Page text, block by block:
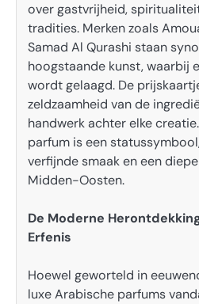
over gastvrijheid,
tradities. Merken zoals
Samad Al Qurashi staan
hoogstaande kunst, waarbij
wordt gelaagd. De
zeldzaamheid van de
handwerk achter elke
parfum is een
verfijnde smaak en een
Midden-Oosten.
De Moderne
Erfenis
Hoewel geworteld in
luxe Arabische parfums